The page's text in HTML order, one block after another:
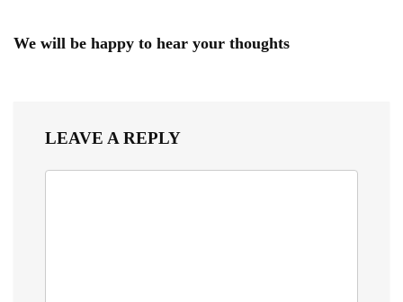
We will be happy to hear your thoughts
LEAVE A REPLY